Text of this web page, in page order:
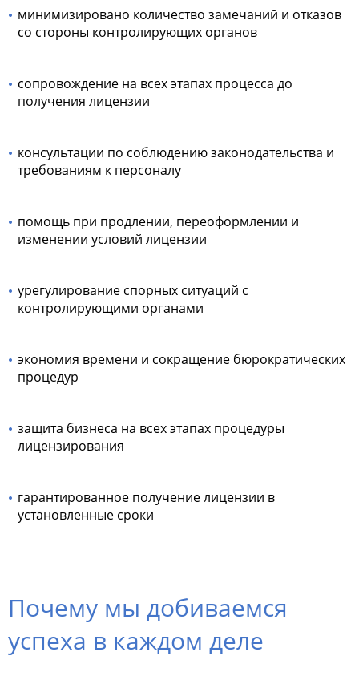
минимизировано количество замечаний и отказов
со стороны контролирующих органов
сопровождение на всех этапах процесса до
получения лицензии
консультации по соблюдению законодательства и
требованиям к персоналу
помощь при продлении, переоформлении и
изменении условий лицензии
урегулирование спорных ситуаций с
контролирующими органами
экономия времени и сокращение бюрократических
процедур
защита бизнеса на всех этапах процедуры
лицензирования
гарантированное получение лицензии в
установленные сроки
Почему мы добиваемся
успеха в каждом деле